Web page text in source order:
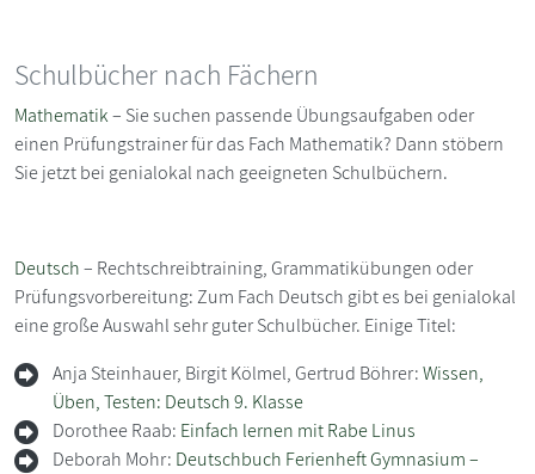
Schulbücher nach Fächern
Mathematik– Sie suchen passende Übungsaufgaben oder
einen Prüfungstrainer für das Fach Mathematik? Dann stöbern
Sie jetzt bei genialokal nach geeigneten Schulbüchern.
Deutsch– Rechtschreibtraining, Grammatikübungen oder
Prüfungsvorbereitung: Zum Fach Deutsch gibt es bei genialokal
eine große Auswahl sehr guter Schulbücher. Einige Titel:
Anja Steinhauer, Birgit Kölmel, Gertrud Böhrer:Wissen,
Üben, Testen: Deutsch 9. Klasse
Dorothee Raab: Einfach lernen mit Rabe Linus
Deborah Mohr: Deutschbuch Ferienheft Gymnasium –